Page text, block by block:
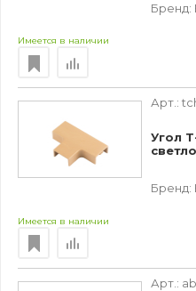
Бренд:
Имеется в наличии
Арт.:
Угол
Бренд:
Имеется в наличии
Арт.: